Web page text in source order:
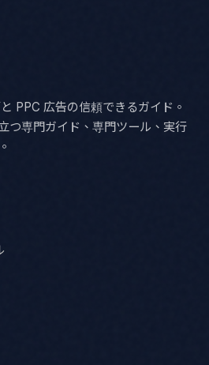
PPC 広告の信頼できるガイド。
つ専門ガイド、専門ツール、実行